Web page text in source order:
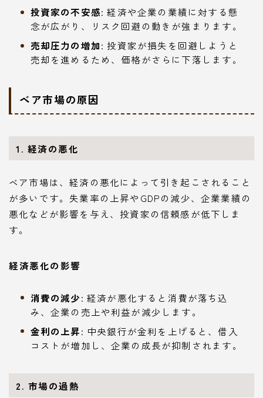
投資家の不安感: 経済や企業の業績に対する懸
念が広がり、リスク回避の動きが強まります。
売却圧力の増加: 投資家が損失を回避しようと
売却を進めるため、価格がさらに下落します。
ベア市場の原因
1. 経済の悪化
ベア市場は、経済の悪化によって引き起こされること
が多いです。失業率の上昇やGDPの減少、企業業績の
悪化などが影響を与え、投資家の信頼感が低下しま
す。
経済悪化の影響
消費の減少: 経済が悪化すると消費が落ち込
み、企業の売上や利益が減少します。
金利の上昇: 中央銀行が金利を上げると、借入
コストが増加し、企業の成長が抑制されます。
2. 市場の過熱